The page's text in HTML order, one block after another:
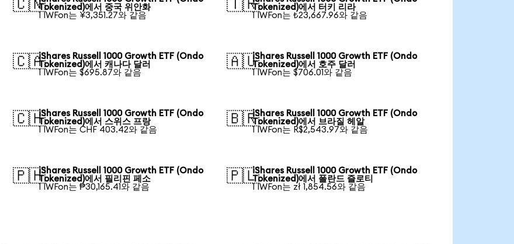
🇨🇳Tokenized)에서 중국 위안화
1 IWFon는 ¥3,351.27와 같음
🇹🇷Tokenized)에서 터키 리라
1 IWFon는 ₺23,667.96와 같음
🇨🇦iShares Russell 1000 Growth ETF (Ondo
Tokenized)에서 캐나다 달러
1 IWFon는 $695.87와 같음
🇦🇺iShares Russell 1000 Growth ETF (Ondo
Tokenized)에서 호주 달러
1 IWFon는 $706.01와 같음
🇨🇭iShares Russell 1000 Growth ETF (Ondo
Tokenized)에서 스위스 프랑
1 IWFon는 CHF 403.42와 같음
🇧🇷iShares Russell 1000 Growth ETF (Ondo
Tokenized)에서 브라질 헤알
1 IWFon는 R$2,543.97와 같음
🇵🇭iShares Russell 1000 Growth ETF (Ondo
Tokenized)에서 필리핀 페소
1 IWFon는 ₱30,165.41와 같음
🇵🇱iShares Russell 1000 Growth ETF (Ondo
Tokenized)에서 폴란드 즐로티
1 IWFon는 zł 1,854.56와 같음